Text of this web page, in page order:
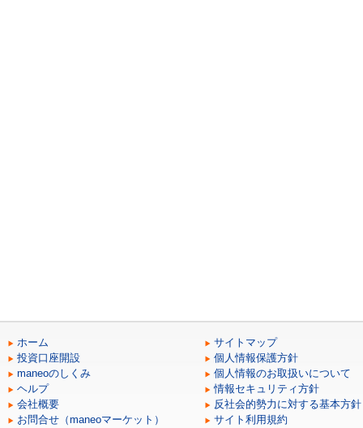
ホーム
投資口座開設
maneoのしくみ
ヘルプ
会社概要
お問合せ（maneoマーケット）
サイトマップ
個人情報保護方針
個人情報のお取扱いについて
情報セキュリティ方針
反社会的勢力に対する基本方針
サイト利用規約